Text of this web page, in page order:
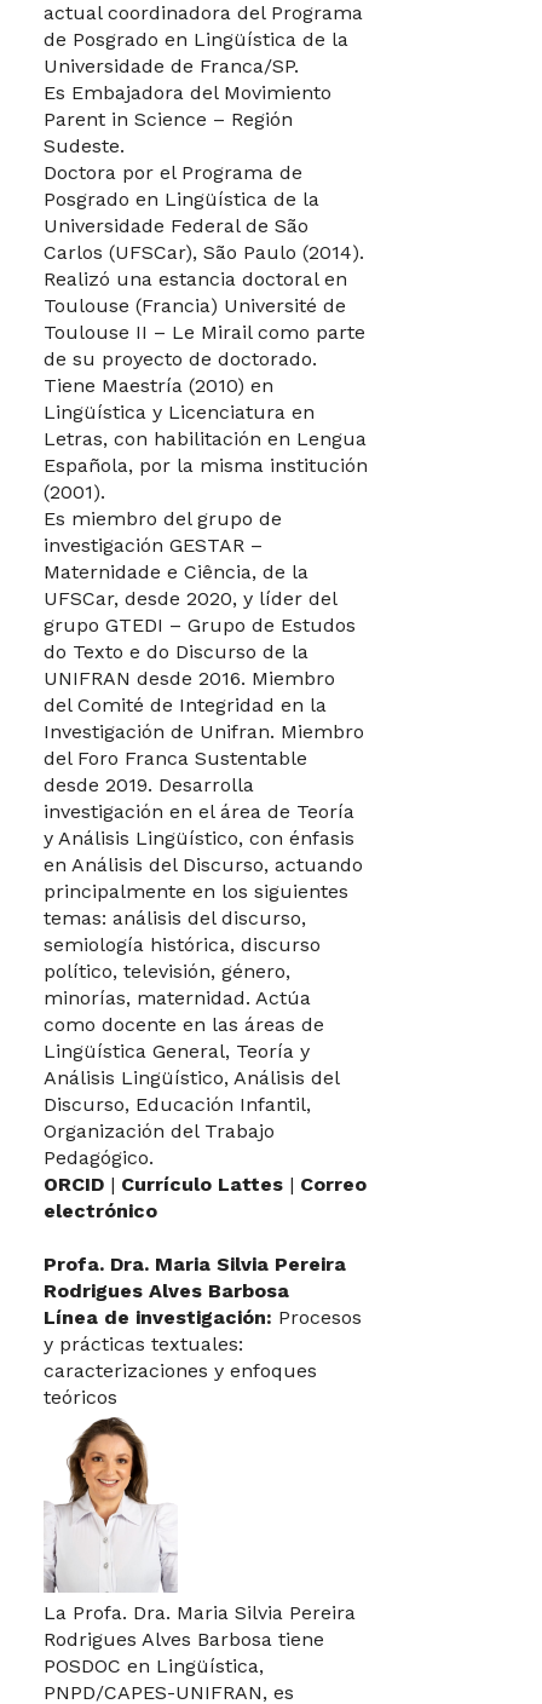
actual coordinadora del Programa
de Posgrado en Lingüística de la
Universidade de Franca/SP.
Es Embajadora del Movimiento
Parent in Science – Región
Sudeste.
Doctora por el Programa de
Posgrado en Lingüística de la
Universidade Federal de São
Carlos (UFSCar), São Paulo (2014).
Realizó una estancia doctoral en
Toulouse (Francia) Université de
Toulouse II – Le Mirail como parte
de su proyecto de doctorado.
Tiene Maestría (2010) en
Lingüística y Licenciatura en
Letras, con habilitación en Lengua
Española, por la misma institución
(2001).
Es miembro del grupo de
investigación GESTAR –
Maternidade e Ciência, de la
UFSCar, desde 2020, y líder del
grupo GTEDI – Grupo de Estudos
do Texto e do Discurso de la
UNIFRAN desde 2016. Miembro
del Comité de Integridad en la
Investigación de Unifran. Miembro
del Foro Franca Sustentable
desde 2019. Desarrolla
investigación en el área de Teoría
y Análisis Lingüístico, con énfasis
en Análisis del Discurso, actuando
principalmente en los siguientes
temas: análisis del discurso,
semiología histórica, discurso
político, televisión, género,
minorías, maternidad. Actúa
como docente en las áreas de
Lingüística General, Teoría y
Análisis Lingüístico, Análisis del
Discurso, Educación Infantil,
Organización del Trabajo
Pedagógico.
ORCID | Currículo Lattes | Correo
electrónico
Profa. Dra. Maria Silvia Pereira
Rodrigues Alves Barbosa
Línea de investigación: Procesos
y prácticas textuales:
caracterizaciones y enfoques
teóricos
La Profa. Dra. Maria Silvia Pereira
Rodrigues Alves Barbosa tiene
POSDOC en Lingüística,
PNPD/CAPES-UNIFRAN, es